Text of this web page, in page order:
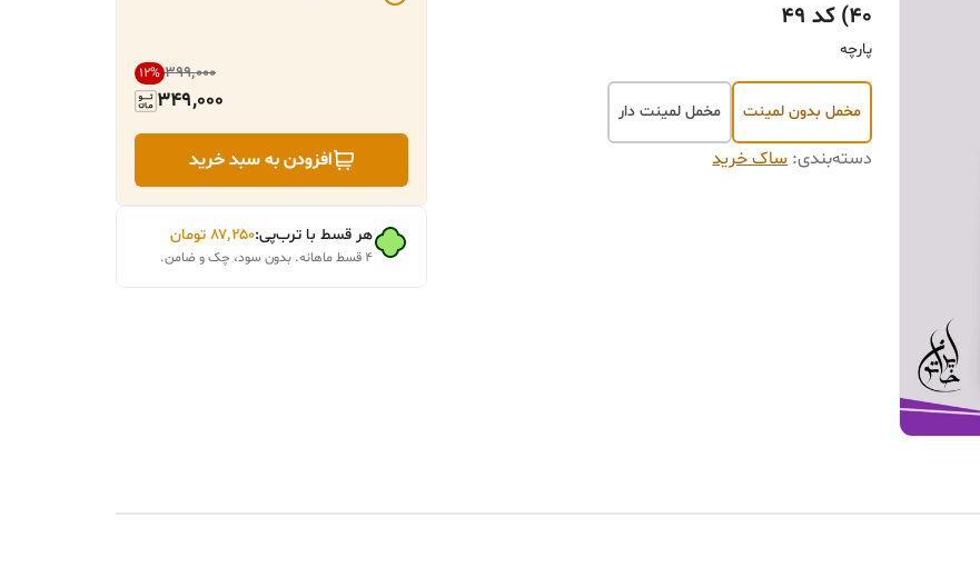
۴۰) کد ۴۹
پارچه
مخمل بدون لمینت مخمل لمینت دار
دسته‌بندی:ساک خرید
۳۹۹٬۰۰۰ 12%
349,000
افزودن به سبد خرید
هر قسط با ترب‌پی:۸۷٬۲۵۰ تومان
۴ قسط ماهانه. بدون سود، چک و ضامن.